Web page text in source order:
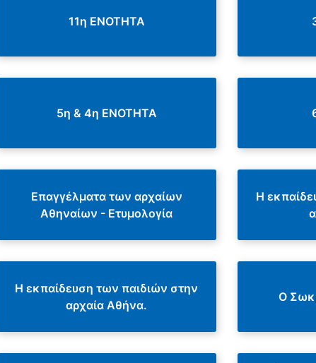
11η ΕΝΟΤΗΤΑ
5η & 4η ΕΝΟΤΗΤΑ
Επαγγέλματα των αρχαίων
Αθηναίων - Ετυμολογία
Η
Η εκπαίδευση των παιδιών στην
αρχαία Αθήνα.
Ο